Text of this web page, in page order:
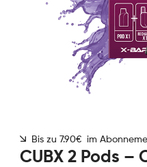
WERDEN SIE X-BAR-
MEIN KONTO
Bis zu 7.90€ im
CUBX 2 Pods –